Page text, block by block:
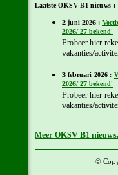
Laatste OKSV B1 nieuws :
2 juni 2026 :
2026/'27 bekend'
Probeer hier
vakanties/
3 februari 2026 :
2026/'27 bekend'
Probeer hier
vakanties/
Meer OKSV B1
©